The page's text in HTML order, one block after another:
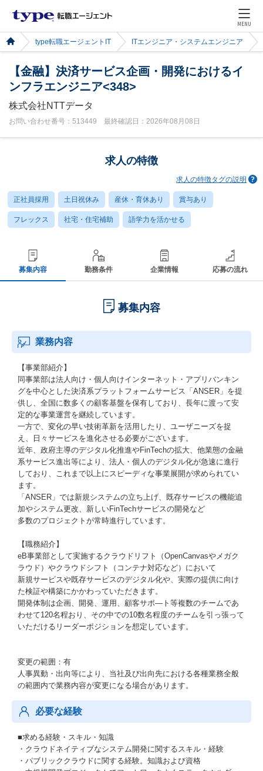
MENU
type転職エージェントIT ITエンジニア・システムエンジニア
【金融】決済サービス企画・開発におけるイ
ンフラエンジニア<348>
株式会社NTTデータ
お問い合わせ番号：513449 最終確認日：2026年08月08日
求人の特徴
求人の特徴タグの説明
正社員採用 土日祝休み 産休・育休あり 賞与あり
フレックス 社宅・住宅補助 語学力を活かせる
募集内容 勤務条件 企業情報 応募の流れ
募集内容
業務内容
【事業部紹介】
同事業部は法人向け・個人向けインターネット・アプリバンキン
グを中心とした決済系プラットフォームサービス「ANSER」を提
供し、全国に数多くの顧客基盤を保有しており、長年に渡って安
定的な事業運営を継続しています。
一方で、変化の早い技術革新を活用したり、ユーザニーズを捉
え、日々サービスを進化させる必要がございます。
近年、政府主導のデジタル化推進やFinTechの拡大、他業態の金融
系サービス進出等により、法人・個人のデジタル化が急速に進行
しており、これまで以上にスピーディな事業展開が求められてい
ます。
「ANSER」では新規システムの立ち上げ、既存サービスの機能追
加やシステム更改、新しいFinTechサービスの開発など
多数のプロジェクトが常時進行しています。
【職務紹介】
eB事業部として実施するクラウドリフト（OpenCanvasやメガク
ラウド）やクラウドシフト（コンテナ対応など）において
新規サービスや既存サービスのデジタル化や、実際の提供に向け
た検証や構築にかかわっていただきます。
開発体制は企画、開発、運用、顧客サポ―ト等複数のチームであ
わせて120名程おり、その中での10数名程度のチームを引っ張って
いただけるリーダーポジションを想定しています。
変更の範囲：有
人事異動・出向等により、当社及び出向先における各種業務全般
の範囲内で業務内容が変更になる場合があります。
必要な経験
■求める経験・スキル・知識
・クラウドネイティブなシステム開発に関するスキル・経験
・パブリッククラウドに関する経験。知識および資格